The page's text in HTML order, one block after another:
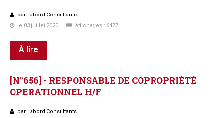
par Labord Consultants
le 03 juillet 2020
Affichages : 5477
À lire
[N°656] - RESPONSABLE DE COPROPRIÉTÉ
OPÉRATIONNEL H/F
par Labord Consultants